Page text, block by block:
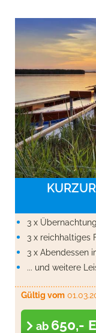
3 x
3 x reichhaltiges
3 x Abendessen
... und weitere
Gültig vom
ab 650,-